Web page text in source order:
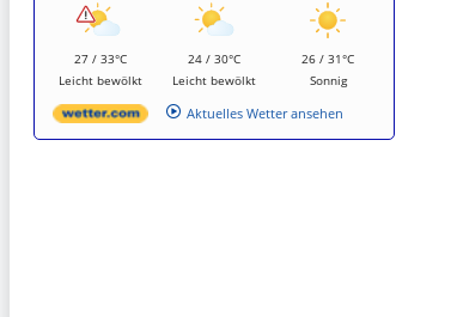
27 / 33°C
Leicht bewölkt
24 / 30°C
Leicht bewölkt
26 / 31°C
Sonnig
Aktuelles Wetter ansehen